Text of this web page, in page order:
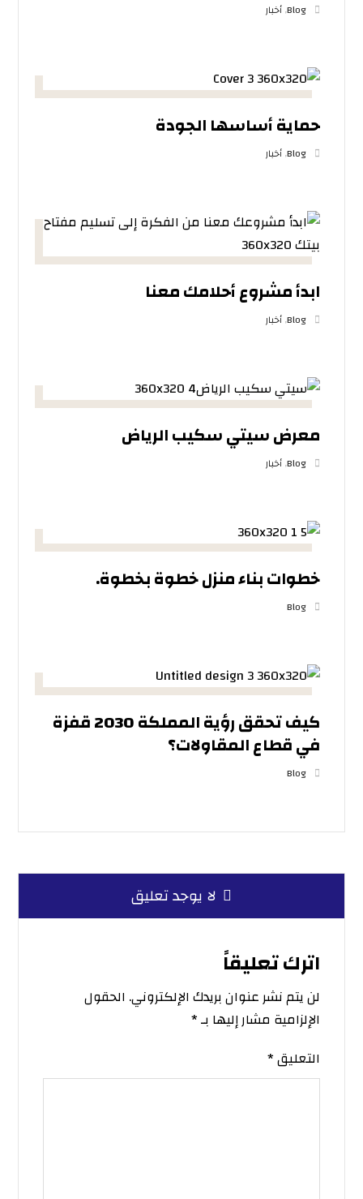
Blog
,أخبار
حماية أساسها الجودة
Blog
,أخبار
ابدأ مشروع أحلامك معنا
Blog
,أخبار
معرض سيتي سكيب الرياض
Blog
,أخبار
خطوات بناء منزل خطوة بخطوة.
Blog
كيف تحقق رؤية المملكة 2030 قفزة
في قطاع المقاولات؟
Blog
لا يوجد تعليق
اترك تعليقاً
لن يتم نشر عنوان بريدك الإلكتروني. الحقول
الإلزامية مشار إليها بـ*
التعليق*